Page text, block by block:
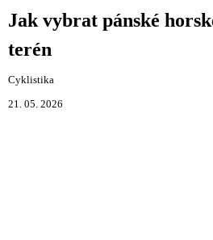
Jak vybrat pánské
terén
Cyklistika
21. 05. 2026